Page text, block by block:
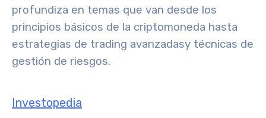
profundiza en temas que van desde los
principios básicos de la criptomoneda hasta
estrategias de trading avanzadasy técnicas de
gestión de riesgos.
Investopedia